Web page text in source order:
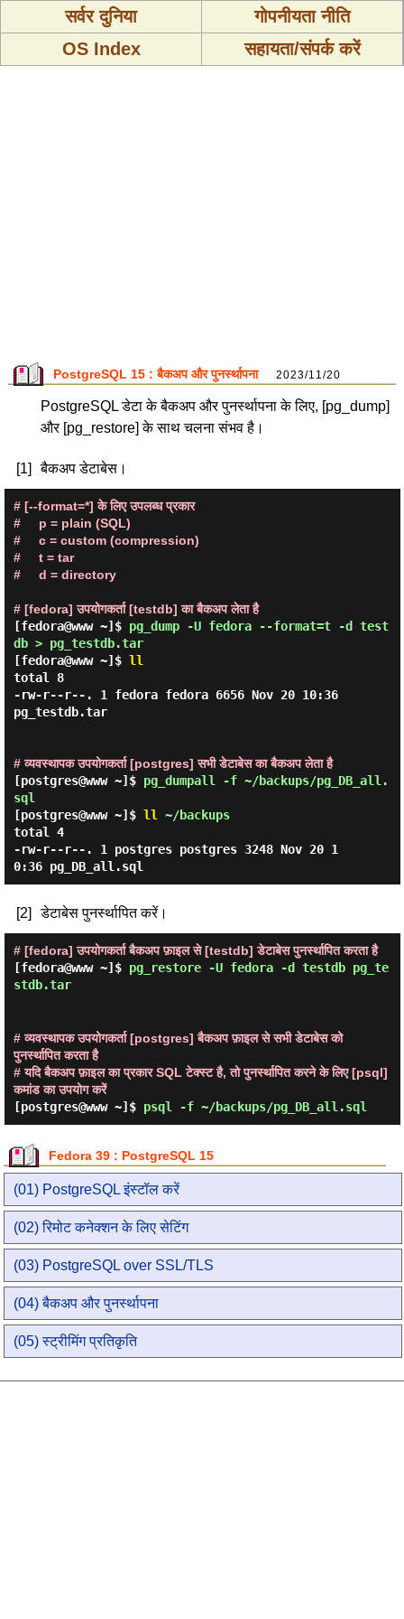
सर्वर दुनिया
गोपनीयता नीति
OS Index
सहायता/संपर्क करें
PostgreSQL 15 : बैकअप और पुनर्स्थापना 2023/11/20
PostgreSQL डेटा के बैकअप और पुनर्स्थापना के लिए, [pg_dump]
और [pg_restore] के साथ चलना संभव है।
[1] बैकअप डेटाबेस।
# [--format=*] के लिए उपलब्ध प्रकार
#     p = plain (SQL)
#     c = custom (compression)
#     t = tar
#     d = directory
# [fedora] उपयोगकर्ता [testdb] का बैकअप लेता है
[fedora@www ~]$ pg_dump -U fedora --format=t -d test
db > pg_testdb.tar
[fedora@www ~]$ ll
total 8
-rw-r--r--. 1 fedora fedora 6656 Nov 20 10:36
pg_testdb.tar
# व्यवस्थापक उपयोगकर्ता [postgres] सभी डेटाबेस का बैकअप लेता है
[postgres@www ~]$ pg_dumpall -f ~/backups/pg_DB_all.
sql
[postgres@www ~]$ ll ~/backups
total 4
-rw-r--r--. 1 postgres postgres 3248 Nov 20 1
[2] डेटाबेस पुनर्स्थापित करें।
# [fedora] उपयोगकर्ता बैकअप फ़ाइल से [testdb] डेटाबेस पुनर्स्थापित करता है
[fedora@www ~]$ pg_restore -U fedora -d testdb pg_te
stdb.tar
# व्यवस्थापक उपयोगकर्ता [postgres] बैकअप फ़ाइल से सभी डेटाबेस को
पुनर्स्थापित करता है
# यदि बैकअप फ़ाइल का प्रकार SQL टेक्स्ट है, तो पुनर्स्थापित करने के लिए [psql]
कमांड का उपयोग करें
[postgres@www ~]$ psql -f ~/backups/pg_DB_all.sql
Fedora 39 : PostgreSQL 15
(01) PostgreSQL इंस्टॉल करें
(02) रिमोट कनेक्शन के लिए सेटिंग
(03) PostgreSQL over SSL/TLS
(04) बैकअप और पुनर्स्थापना
(05) स्ट्रीमिंग प्रतिकृति